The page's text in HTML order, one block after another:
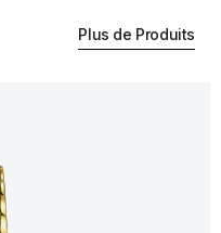
Plus de Produits